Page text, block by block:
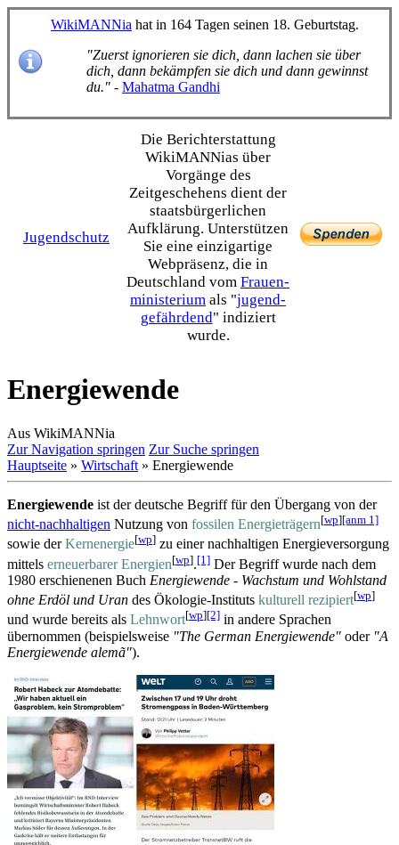
WikiMANNia hat in 164 Tagen seinen 18. Geburtstag.
"Zuerst ignorieren sie dich, dann lachen sie über
dich, dann bekämpfen sie dich und dann gewinnst
du." - Mahatma Gandhi
Jugendschutz
Die Bericht­erstattung
WikiMANNias über
Vorgänge des
Zeitgeschehens dient der
staats­bürgerlichen
Aufklärung. Unterstützen
Sie eine einzig­artige
Webpräsenz, die in
Deutschland vom Frauen­
ministerium als "jugend­
gefährdend" indiziert
wurde.
Energiewende
Aus WikiMANNia
Zur Navigation springen Zur Suche springen
Hauptseite » Wirtschaft » Energiewende
Energiewende ist der deutsche Begriff für den Übergang von der
nicht-nachhaltigen Nutzung von fossilen Energie­trägern[wp][anm 1]
sowie derKernenergie[wp] zu einer nachhaltigen Energie­versorgung
mittels erneuerbarer Energien[wp].[1] Der Begriff wurde nach dem
1980 erschienenen Buch Energiewende - Wachstum und Wohlstand
ohne Erdöl und Uran des Ökologie-Instituts kulturell rezipiert[wp]
und wurde bereits als Lehnwort[wp][2] in andere Sprachen
übernommen (beispielsweise "The German Energiewende" oder "A
Energiewende alemã").